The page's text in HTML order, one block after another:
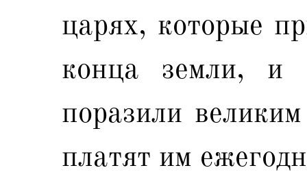
царях, которые
конца земли, и
поразили
платят им